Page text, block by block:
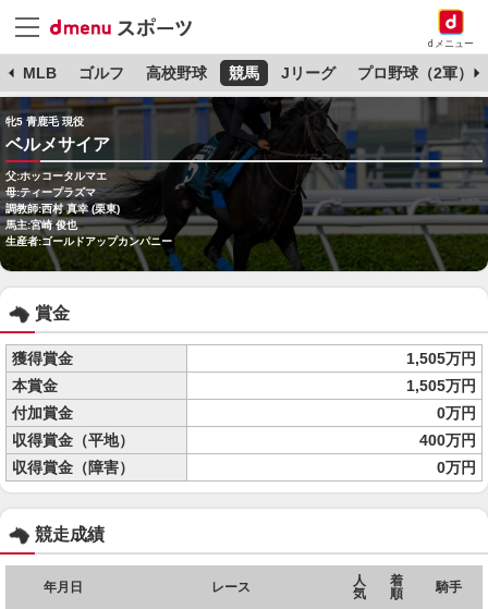
dメニュー
MLB ゴルフ 高校野球 競馬 Jリーグ プロ野球（2軍）
牝5 青鹿毛 現役
ベルメサイア
父:ホッコータルマエ
母:ティープラズマ
調教師:西村 真幸 (栗東)
馬主:宮崎 俊也
生産者:ゴールドアップカンパニー
賞金
獲得賞金
1,505万円
本賞金
1,505万円
付加賞金
0万円
収得賞金（平地）
400万円
収得賞金（障害）
0万円
競走成績
年月日 レース
人
気
着
順
騎手